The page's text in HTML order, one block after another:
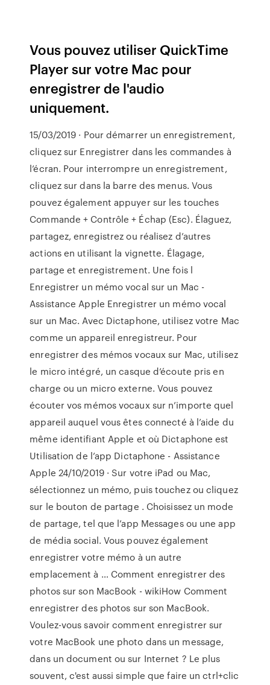
Vous pouvez utiliser QuickTime
Player sur votre Mac pour
enregistrer de l'audio
uniquement.
15/03/2019 · Pour démarrer un enregistrement,
cliquez sur Enregistrer dans les commandes à
l’écran. Pour interrompre un enregistrement,
cliquez sur dans la barre des menus. Vous
pouvez également appuyer sur les touches
Commande + Contrôle + Échap (Esc). Élaguez,
partagez, enregistrez ou réalisez d’autres
actions en utilisant la vignette. Élagage,
partage et enregistrement. Une fois l
Enregistrer un mémo vocal sur un Mac -
Assistance Apple Enregistrer un mémo vocal
sur un Mac. Avec Dictaphone, utilisez votre Mac
comme un appareil enregistreur. Pour
enregistrer des mémos vocaux sur Mac, utilisez
le micro intégré, un casque d’écoute pris en
charge ou un micro externe. Vous pouvez
écouter vos mémos vocaux sur n’importe quel
appareil auquel vous êtes connecté à l’aide du
même identifiant Apple et où Dictaphone est
Utilisation de l’app Dictaphone - Assistance
Apple 24/10/2019 · Sur votre iPad ou Mac,
sélectionnez un mémo, puis touchez ou cliquez
sur le bouton de partage . Choisissez un mode
de partage, tel que l’app Messages ou une app
de média social. Vous pouvez également
enregistrer votre mémo à un autre
emplacement à … Comment enregistrer des
photos sur son MacBook - wikiHow Comment
enregistrer des photos sur son MacBook.
Voulez-vous savoir comment enregistrer sur
votre MacBook une photo dans un message,
dans un document ou sur Internet ? Le plus
souvent, c'est aussi simple que faire un ctrl+clic